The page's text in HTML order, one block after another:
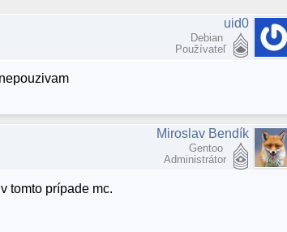
uid0
Debian
Používateľ
Miroslav Bendík
Gentoo
Administrátor
tomto prípade mc.